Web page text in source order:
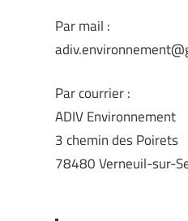
Par mail :
Par courrier :
ADIV Environnement
3 chemin des Poirets
78480 Verneuil-sur-